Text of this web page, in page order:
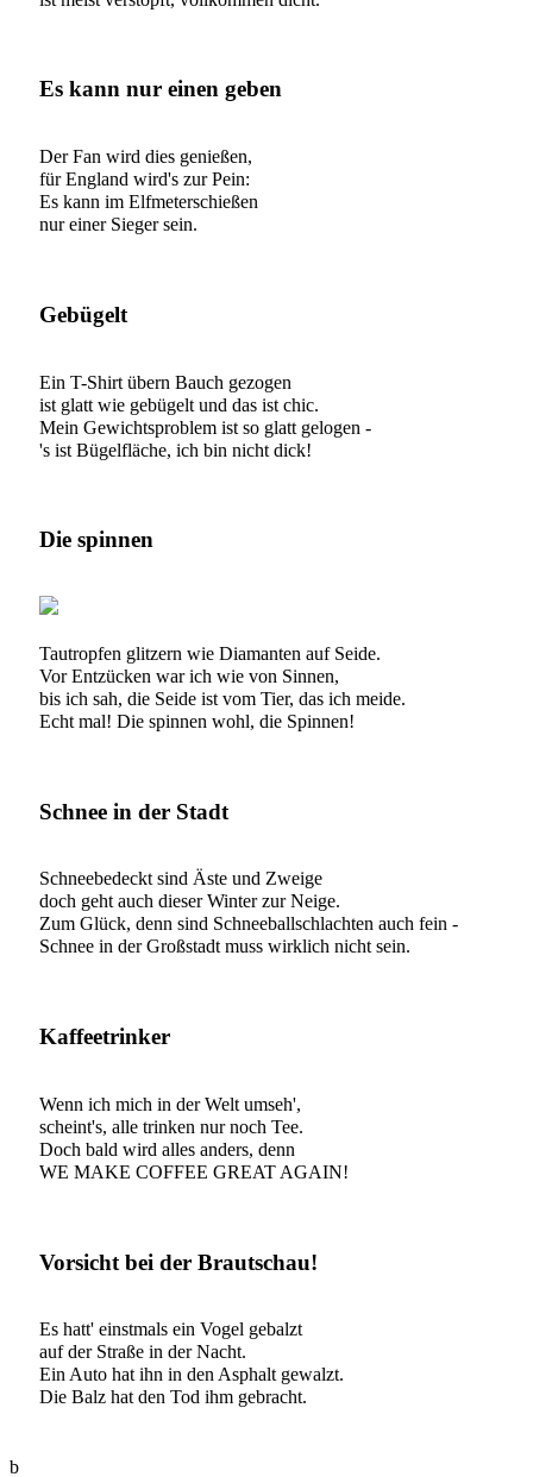
Es kann nur einen geben
Der Fan wird dies genießen,
für England wird's zur Pein:
Es kann im Elfmeterschießen
nur einer Sieger sein.
Gebügelt
Ein T-Shirt übern Bauch gezogen
ist glatt wie gebügelt und das ist chic.
Mein Gewichtsproblem ist so glatt gelogen -
's ist Bügelfläche, ich bin nicht dick!
Die spinnen
Tautropfen glitzern wie Diamanten auf Seide.
Vor Entzücken war ich wie von Sinnen,
bis ich sah, die Seide ist vom Tier, das ich meide.
Echt mal! Die spinnen wohl, die Spinnen!
Schnee in der Stadt
Schneebedeckt sind Äste und Zweige
doch geht auch dieser Winter zur Neige.
Zum Glück, denn sind Schneeballschlachten auch fein -
Schnee in der Großstadt muss wirklich nicht sein.
Kaffeetrinker
Wenn ich mich in der Welt umseh',
scheint's, alle trinken nur noch Tee.
Doch bald wird alles anders, denn
WE MAKE COFFEE GREAT AGAIN!
Vorsicht bei der Brautschau!
Es hatt' einstmals ein Vogel gebalzt
auf der Straße in der Nacht.
Ein Auto hat ihn in den Asphalt gewalzt.
Die Balz hat den Tod ihm gebracht.
b